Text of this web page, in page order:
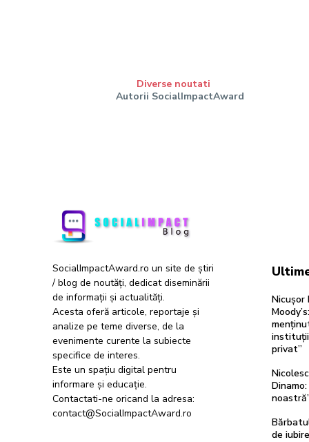
Diverse noutati
Autorii SocialImpactAward
SocialImpactAward.ro un site de știri
/ blog de noutăți, dedicat diseminării
de informații și actualități.
Acesta oferă articole, reportaje și
analize pe teme diverse, de la
evenimente curente la subiecte
specifice de interes.
Este un spațiu digital pentru
informare și educație.
Contactati-ne oricand la adresa:
contact@SocialImpactAward.ro
Nicușor
privat”
de